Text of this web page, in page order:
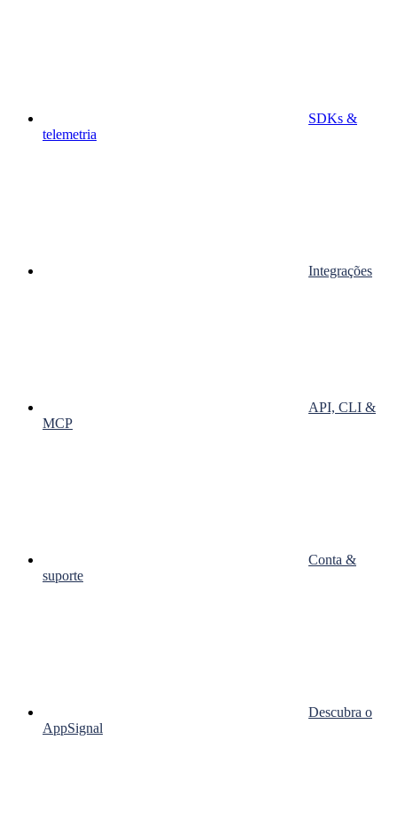
SDKs &
telemetria
Integrações
API, CLI &
MCP
Conta &
suporte
Descubra o
AppSignal